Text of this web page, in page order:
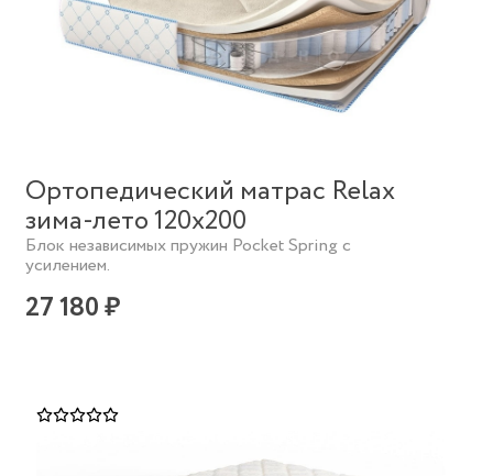
Ортопедический матрас Relax
зима-лето 120х200
Блок независимых пружин Pocket Spring с
усилением.
27 180 ₽